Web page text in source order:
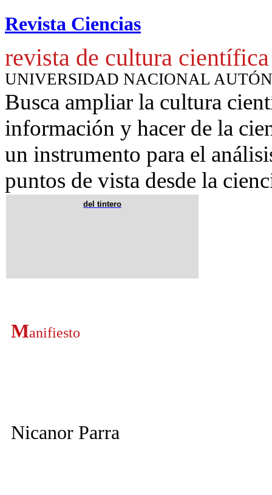
Revista Ciencias
revista de cultura científica
UNIVERSIDAD NACIONAL
Busca ampliar la cultura
información y hacer de la
un instrumento para el
puntos de vista desde la
del tintero
Manifiesto
Nicanor Parra